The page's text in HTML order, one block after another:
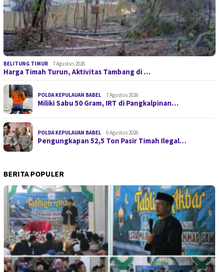
BELITUNG TIMUR 7 Agustus 2026
Harga Timah Turun, Aktivitas Tambang di …
POLDA KEPULAUAN BABEL 7 Agustus 2026
Miliki Sabu 50 Gram, IRT di Pangkalpinan…
POLDA KEPULAUAN BABEL 6 Agustus 2026
Pengungkapan 52,5 Ton Pasir Timah Ilegal…
BERITA POPULER